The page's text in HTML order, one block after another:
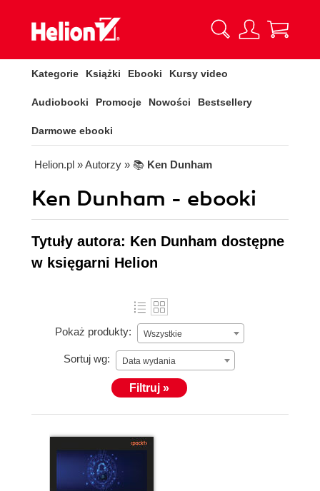
Kategorie Książki Ebooki Kursy video
Audiobooki Promocje Nowości Bestsellery
Darmowe ebooki
Helion.pl » Autorzy » 📚 Ken Dunham
Ken Dunham - ebooki
Tytuły autora: Ken Dunham dostępne
w księgarni Helion
Pokaż produkty: Wszystkie
Sortuj wg: Data wydania
Filtruj »